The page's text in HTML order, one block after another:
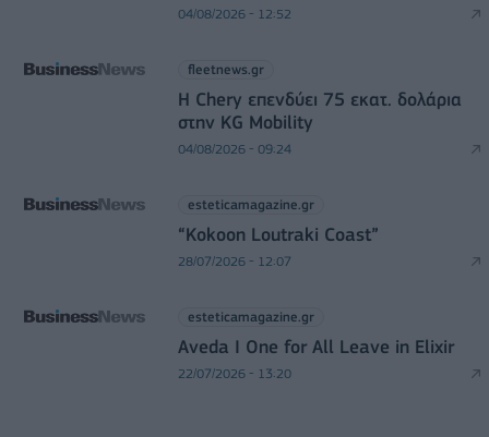
04/08/2026 - 12:52
fleetnews.gr
Η Chery επενδύει 75 εκατ. δολάρια
στην KG Mobility
04/08/2026 - 09:24
esteticamagazine.gr
“Kokoon Loutraki Coast”
28/07/2026 - 12:07
esteticamagazine.gr
Aveda I One for All Leave in Elixir
22/07/2026 - 13:20